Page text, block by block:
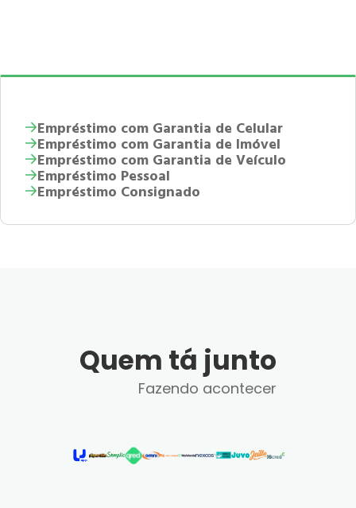
Empréstimo com Garantia de Celular
Empréstimo com Garantia de Imóvel
Empréstimo com Garantia de Veículo
Empréstimo Pessoal
Empréstimo Consignado
Quem tá junto
Fazendo acontecer